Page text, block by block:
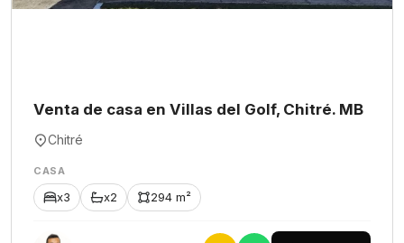
Venta de casa en Villas del Golf, Chitré. MB
Chitré
CASA
x3 x2 294 m²